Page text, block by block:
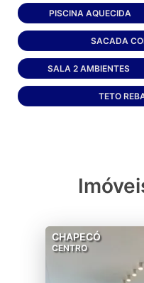
PISCINA AQUECIDA
SACADA
SALA 2 AMBIENTES
TETO
CHAPECÓ
CENTRO